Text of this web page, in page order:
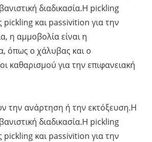
διαδικασία.Η pickling
pickling και passivition για την
η αμμοβολία είναι η
όπως ο χάλυβας και ο
καθαρισμού για την επιφανειακή
την ανάρτηση ή την εκτόξευση.Η
διαδικασία.Η pickling
pickling και passivition για την